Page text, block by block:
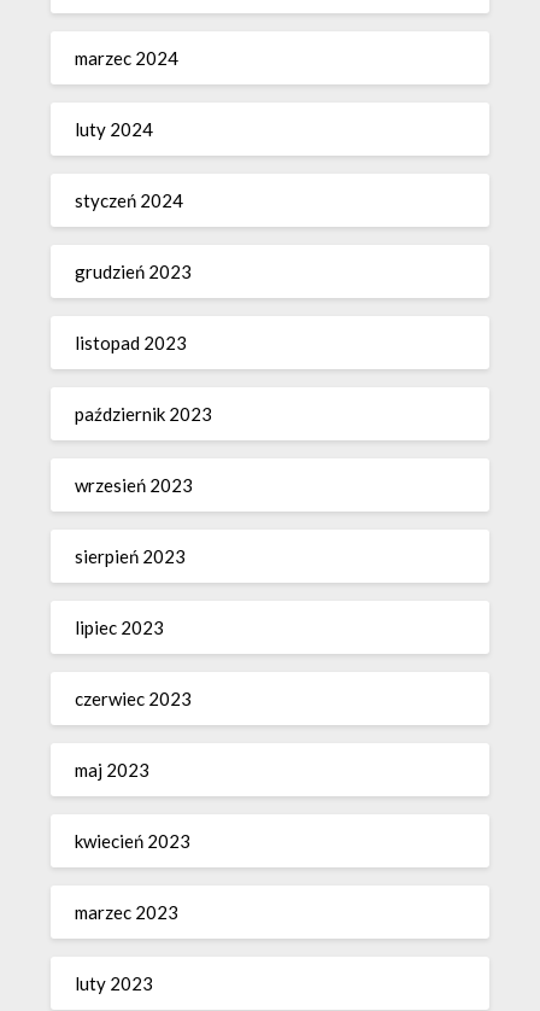
marzec 2024
luty 2024
styczeń 2024
grudzień 2023
listopad 2023
październik 2023
wrzesień 2023
sierpień 2023
lipiec 2023
czerwiec 2023
maj 2023
kwiecień 2023
marzec 2023
luty 2023